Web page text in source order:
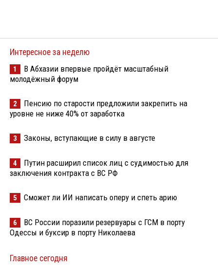
Интересное за неделю
1
В Абхазии впервые пройдёт масштабный
молодёжный форум
2
Пенсию по старости предложили закрепить на
уровне не ниже 40% от заработка
3 Законы, вступающие в силу в августе
4
Путин расширил список лиц с судимостью для
заключения контракта с ВС РФ
5 Сможет ли ИИ написать оперу и спеть арию
6
ВС России поразили резервуары с ГСМ в порту
Одессы и буксир в порту Николаева
Главное сегодня